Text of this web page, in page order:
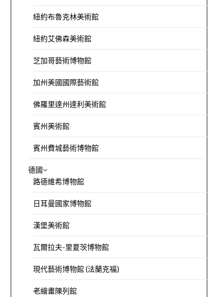
紐約布魯克林美術館
紐約艾佛森美術館
芝加哥藝術博物館
加州美國國際藝術館
佛羅里達州達利美術館
賓州美術館
賓州費城藝術博物館
德國
路德維希博物館
日耳曼國家博物館
漢堡美術館
瓦爾拉夫-里夏茨博物館
現代藝術博物館 (法蘭克福)
老繪畫陳列館